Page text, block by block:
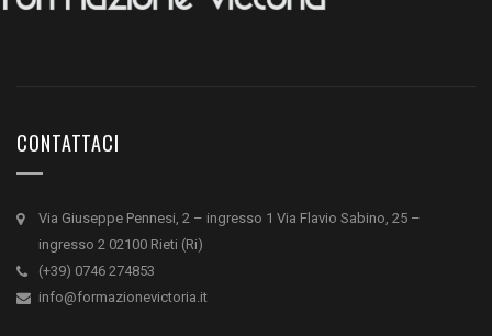
CONTATTACI
Via Giuseppe Pennesi, 2 – ingresso 1 Via Flavio Sabino, 25 –
ingresso 2 02100 Rieti (Ri)
(+39) 0746 274853
info@formazionevictoria.it